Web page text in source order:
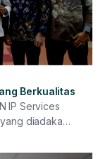
batam.
Berkualitas
IP Services
diadakan
berharga